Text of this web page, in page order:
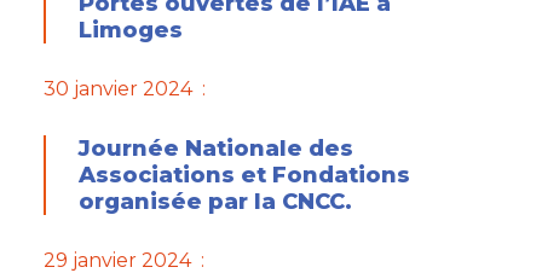
Limoges
30 janvier 2024 :
Journée Nationale des
Associations et Fondations
organisée par la CNCC.
29 janvier 2024 :